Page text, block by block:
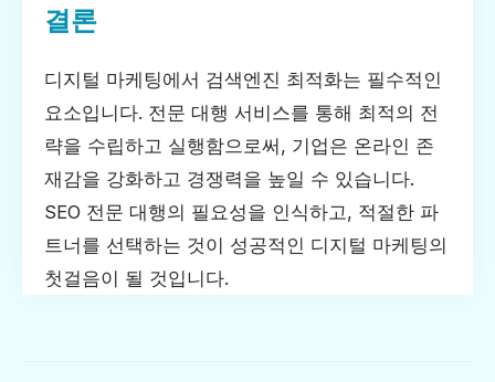
결론
디지털 마케팅에서 검색엔진 최적화는 필수적인
요소입니다. 전문 대행 서비스를 통해 최적의 전
략을 수립하고 실행함으로써, 기업은 온라인 존
재감을 강화하고 경쟁력을 높일 수 있습니다.
SEO 전문 대행의 필요성을 인식하고, 적절한 파
트너를 선택하는 것이 성공적인 디지털 마케팅의
첫걸음이 될 것입니다.